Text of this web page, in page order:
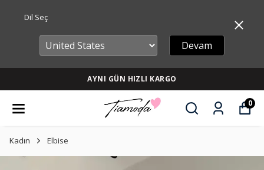
Dil Seç
Devam
AYNI GÜN HIZLI KARGO
0
Kadın Elbise